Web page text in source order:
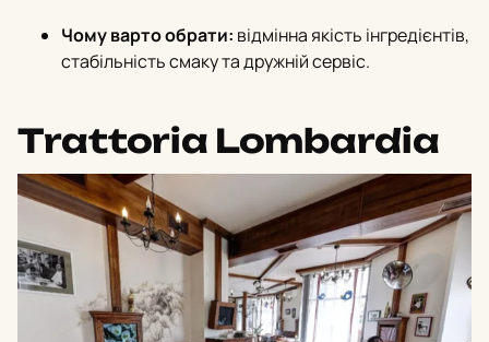
Чому варто обрати: відмінна якість інгредієнтів,
стабільність смаку та дружній сервіс.
Trattoria Lombardia